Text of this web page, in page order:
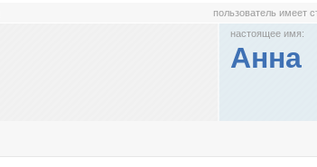
пользователь имеет
настоящее имя:
Анна